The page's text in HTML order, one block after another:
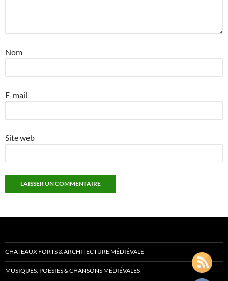
Nom
E-mail
Site web
CHÂTEAUX FORTS & ARCHITECTURE MÉDIÉVALE
MUSIQUES, POÉSIES & CHANSONS MÉDIÉVALES